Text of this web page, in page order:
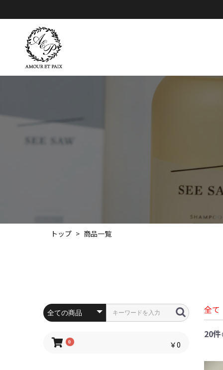
トップ > 商品一覧
0 ￥0
全て
20件